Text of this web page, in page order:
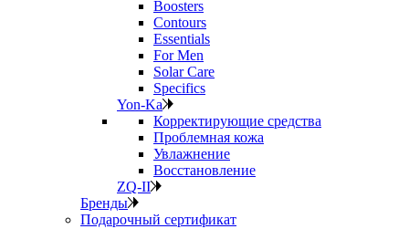
Boosters
Contours
Essentials
For Men
Solar Care
Specifics
Yon-Ka
Корректирующие средства
Проблемная кожа
Увлажнение
Восстановление
ZQ-II
Бренды
Подарочный сертификат